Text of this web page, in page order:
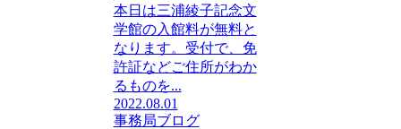
本日は三浦綾子記念文
学館の入館料が無料と
なります。受付で、免
許証などご住所がわか
るものを...
2022.08.01
事務局ブログ